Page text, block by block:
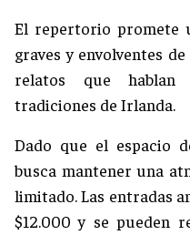
El repertorio promete
graves y envolventes
relatos que hablan
tradiciones de Irlanda.
Dado que el espacio
busca mantener una
limitado. Las entradas
$12.000 y se pueden